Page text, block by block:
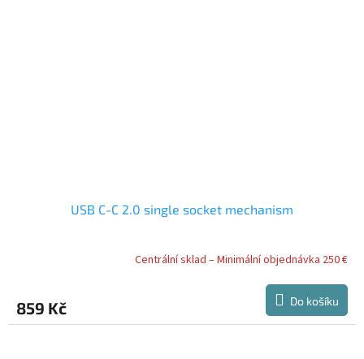
USB C-C 2.0 single socket mechanism
Centrální sklad – Minimální objednávka 250 €
859 Kč Do košíku